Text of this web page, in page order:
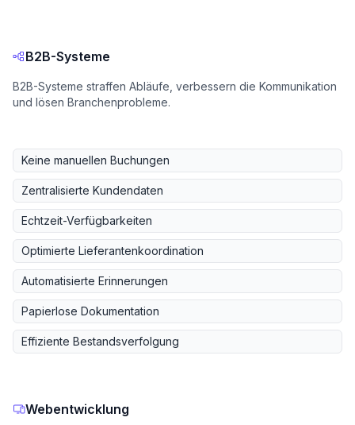
B2B-Systeme
B2B-Systeme straffen Abläufe, verbessern die Kommunikation
und lösen Branchenprobleme.
Keine manuellen Buchungen
Zentralisierte Kundendaten
Echtzeit-Verfügbarkeiten
Optimierte Lieferantenkoordination
Automatisierte Erinnerungen
Papierlose Dokumentation
Effiziente Bestandsverfolgung
Webentwicklung